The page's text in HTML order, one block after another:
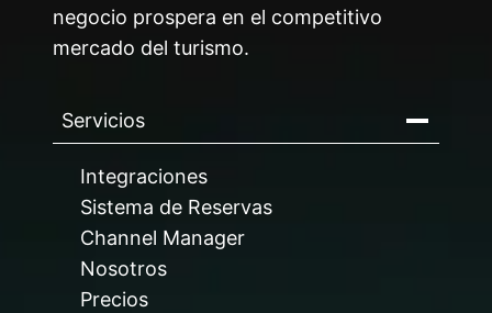
negocio prospera en el competitivo
mercado del turismo.
Servicios
Integraciones
Sistema de Reservas
Channel Manager
Nosotros
Precios